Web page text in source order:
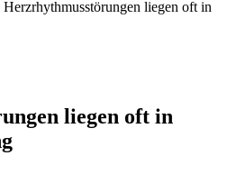
liegen oft in
liegen oft in